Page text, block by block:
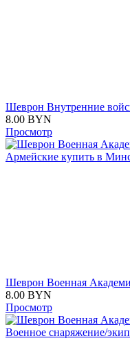
Шеврон Внутренние
8.00 BYN
Просмотр
Шеврон Военная
8.00 BYN
Просмотр